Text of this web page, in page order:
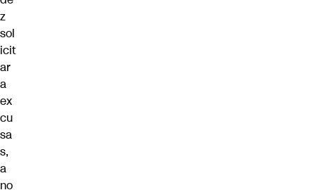
z
sol
icit
ar
a
ex
cu
sa
s,
a
no